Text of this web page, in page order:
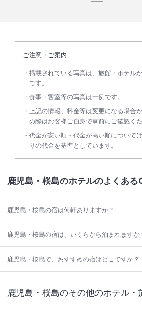
ご注意・ご案内
掲載されている写真は、旅館・ホテル
です。
食事・客室等の写真は一例です。
上記の情報、料金等は変更になる場合
の際はお客様ご自身で事前にご確認くだ
代金が安い順・代金が高い順について
りの代金を基準としています。
鹿児島・桜島のホテルのよくある
鹿児島・桜島の宿は何軒ありますか？
鹿児島・桜島の宿は、いくらから泊まれますか
鹿児島・桜島で、おすすめの宿はどこですか？
鹿児島・桜島のその他のホテル・